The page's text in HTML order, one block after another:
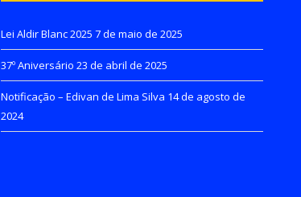
Lei Aldir Blanc 2025 7 de maio de 2025
37º Aniversário 23 de abril de 2025
Notificação – Edivan de Lima Silva 14 de agosto de
2024